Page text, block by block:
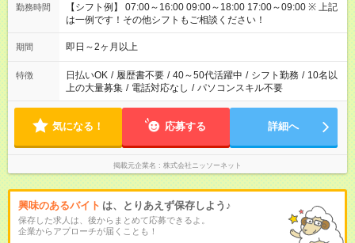
勤務時間
【シフト例】 07:00～16:00 09:00～18:00 17:00～09:00 ※ 上記
は一例です！その他シフトもご相談ください！
期間 即日～2ヶ月以上
特徴 日払いOK / 履歴書不要 / 40～50代活躍中 / シフト勤務 / 10名以
上の大量募集 / 電話対応なし / パソコンスキル不要
気になる！ 応募する 詳細へ
掲載元企業名 株式会社ニッソーネット
興味のあるバイト は、とりあえず保存しよう♪
保存した求人は、後からまとめて応募できるよ。
企業からアプローチが届くことも！